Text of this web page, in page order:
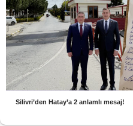
Silivri’den Hatay’a 2 anlamlı mesaj!